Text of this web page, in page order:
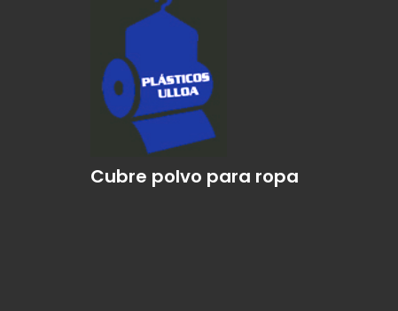
Cubre polvo para ropa